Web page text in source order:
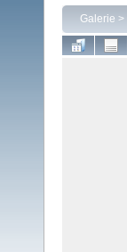
Galerie >